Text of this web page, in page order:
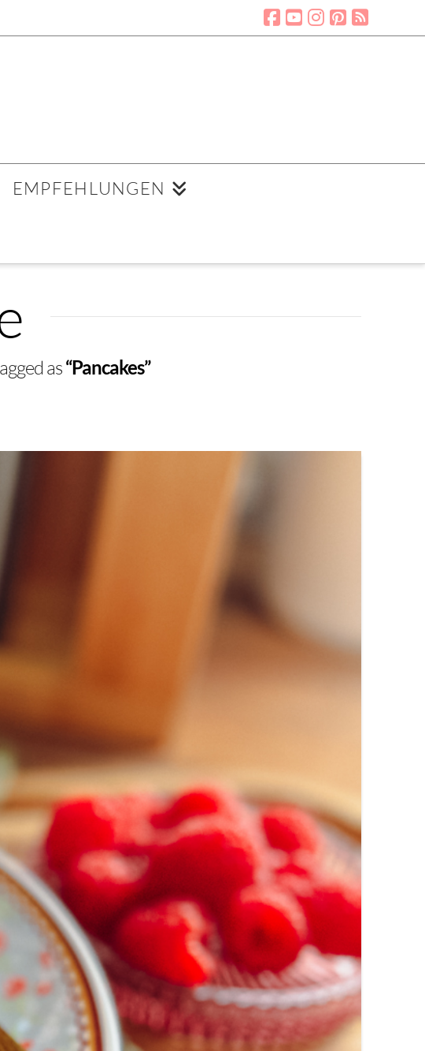
EMPFEHLUNGEN
as“Pancakes”